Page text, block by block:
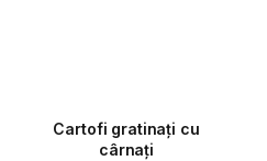
Cartofi gratinați cu
cârnați